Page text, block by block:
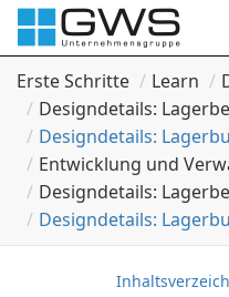
Erste Schritte
Learn
Designdetails:
Designdetails:
Entwicklung und
Designdetails:
Designdetails: